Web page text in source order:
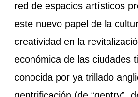
red de espacios artísticos
este nuevo papel de la
creatividad en la
económica de las ciudades
conocida por ya trillado